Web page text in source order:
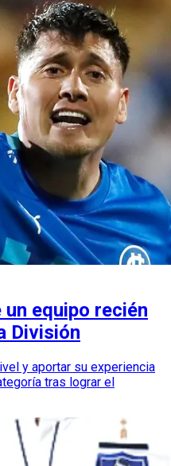
equipo recién
División
y aportar su experiencia
tras lograr el